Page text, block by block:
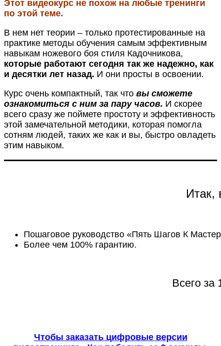
Этот видеокурс не похож на любые тренинги
по этой теме.
В нем нет теории – только протестированные на
практике методы обучения самым эффективным
навыкам ножевого боя стиля Кадочникова,
которые работают сегодня так же надежно, как
и десятки лет назад. И они просты в освоении.
Курс очень компактный, так что вы сможете
ознакомиться с ним за пару часов. И скорее
всего сразу же поймете простоту и эффективность
этой замечательной методики, которая помогла
сотням людей, таких же как и вы, быстро овладеть
этим навыком.
Итак,
Пошаговое руководство «Пять Шагов К
Более чем 100% гарантию.
Всего за
Чтобы заказать цифровые версии